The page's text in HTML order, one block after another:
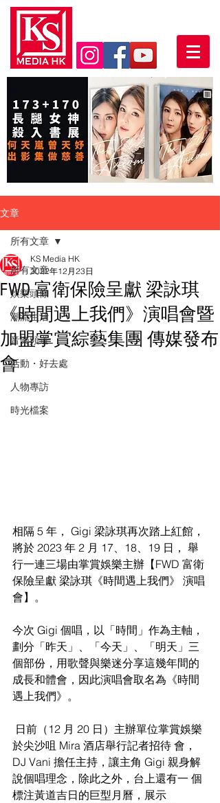
文章
所有文章
娛樂頭條
潮流生活
音樂頻道
活動・好去處
人物專訪
時光檔案
所有文章
FWD 富衛保險呈獻 梁詠琪
《時間遇上我們》演唱會暨
加盟掌賞綜藝集團 傳媒發布
會
KS Media HK
2022年12月23日
相隔 5 年， Gigi 梁詠琪再次踏上紅館，
將於 2023 年 2 月 17、18、19 日， 舉
行一連三場由掌賞娛樂主辦【FWD 富衛
保險呈獻 梁詠琪《時間遇上我們》 演唱
會】。
今次 Gigi 個唱，以「時間」作為主軸，
劃分「昨天」、「今天」、「明天」三
個部份，用歌聲與樂迷分享這幾年間的
成長和體會，因此演唱會取名為《時間
遇上我們》。
於尖沙咀 Mira 酒店舉行記者招待 會，
DJ Vani 擔任主持，讓主角 Gigi 親身解
說個唱理念，除此之外，台上還有一 個
標注黃道吉日的巨型月曆，展示